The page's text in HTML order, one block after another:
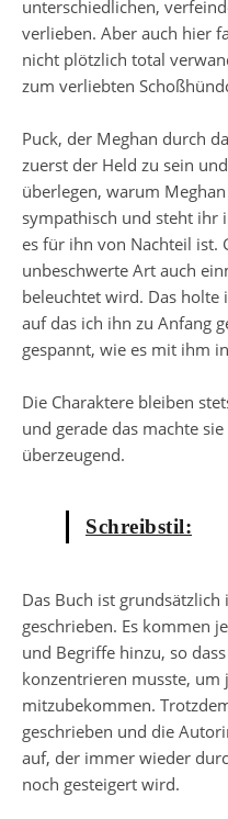
unterschiedlichen,
verlieben. Aber auch hier
nicht plötzlich total
zum verliebten
Puck, der Meghan durch
zuerst der Held zu sein
überlegen, warum
sympathisch und steht ihr
es für ihn von Nachteil ist.
unbeschwerte Art auch
beleuchtet wird. Das holte
auf das ich ihn zu Anfang
gespannt, wie es mit ihm
Die Charaktere bleiben
und gerade das machte
überzeugend.
Schreibstil:
Das Buch ist grundsätzlich
geschrieben. Es kommen
und Begriffe hinzu, so
konzentrieren musste, um
mitzubekommen.
geschrieben und die
auf, der immer wieder
noch gesteigert wird.